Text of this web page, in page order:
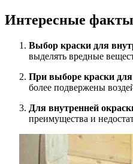
Интересные факты
Выбор краски для
выделять вредные
При выборе краски для
более подвержены
Для внутренней
преимущества и